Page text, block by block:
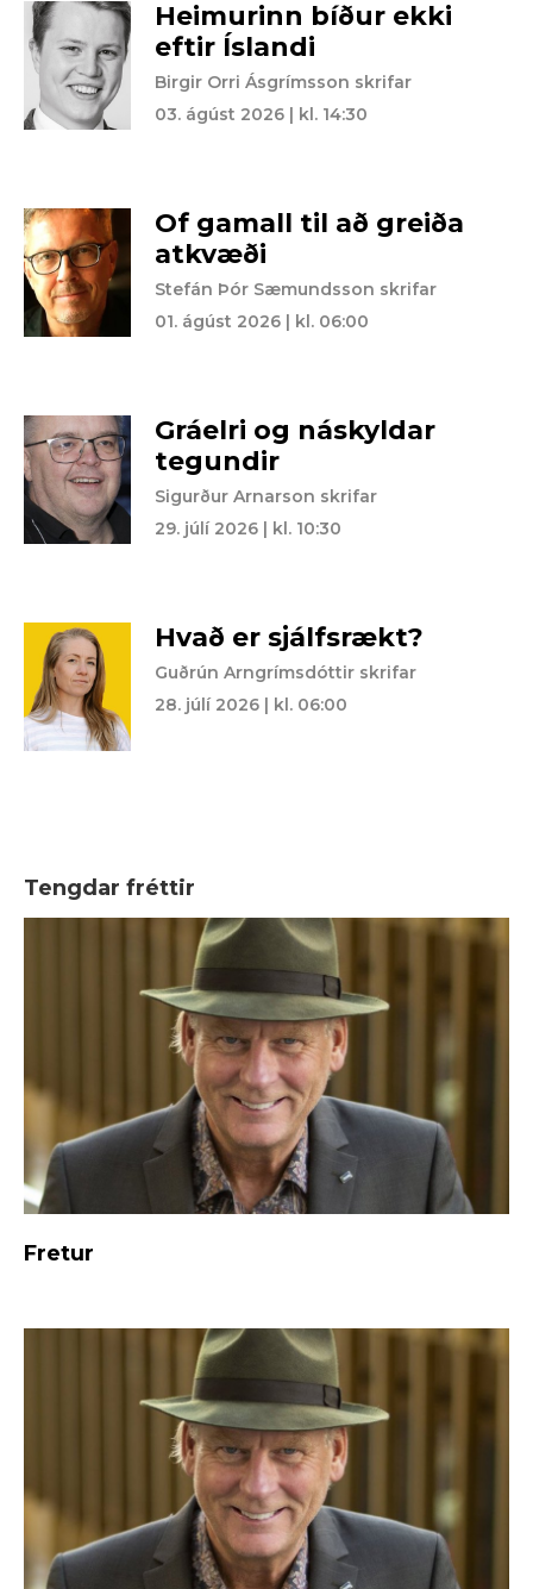
Heimurinn bíður ekki
eftir Íslandi
Birgir Orri Ásgrímsson skrifar
03. ágúst 2026 | kl. 14:30
Of gamall til að greiða
atkvæði
Stefán Þór Sæmundsson skrifar
01. ágúst 2026 | kl. 06:00
Gráelri og náskyldar
tegundir
Sigurður Arnarson skrifar
29. júlí 2026 | kl. 10:30
Hvað er sjálfsrækt?
Guðrún Arngrímsdóttir skrifar
28. júlí 2026 | kl. 06:00
Tengdar fréttir
Fretur